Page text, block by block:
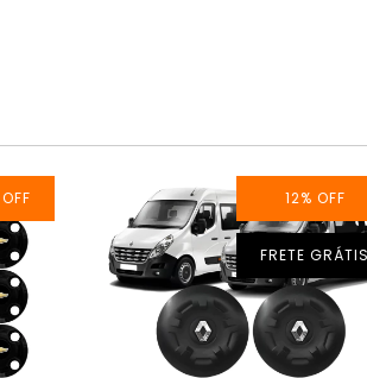
OFF 12% OFF
FRETE GRÁTIS